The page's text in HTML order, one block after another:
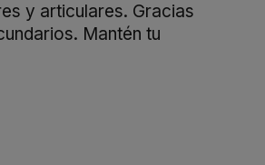
y articulares. Gracias
Mantén tu